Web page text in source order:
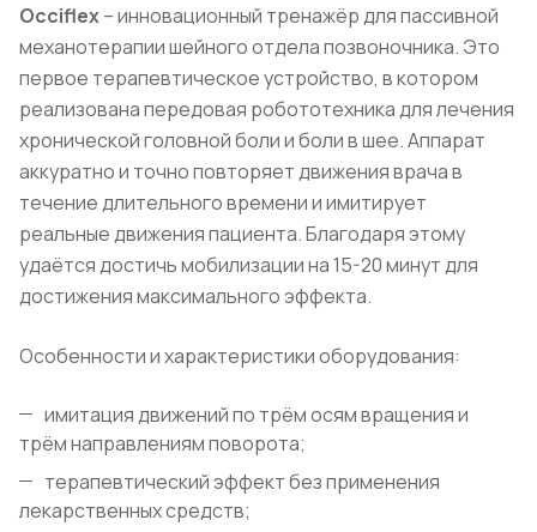
Occiflex– инновационный тренажёр для пассивной
механотерапии шейного отдела позвоночника. Это
первое терапевтическое устройство, в котором
реализована передовая робототехника для лечения
хронической головной боли и боли в шее. Аппарат
аккуратно и точно повторяет движения врача в
течение длительного времени и имитирует
реальные движения пациента. Благодаря этому
удаётся достичь мобилизации на 15-20 минут для
достижения максимального эффекта.
Особенности и характеристики оборудования:
имитация движений по трём осям вращения и
трём направлениям поворота;
терапевтический эффект без применения
лекарственных средств;